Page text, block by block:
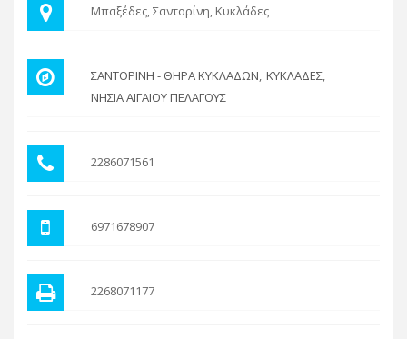
Μπαξέδες, Σαντορίνη, Κυκλάδες
ΣΑΝΤΟΡΙΝΗ - ΘΗΡΑ ΚΥΚΛΑΔΩΝ ΚΥΚΛΑΔΕΣ
ΝΗΣΙΑ ΑΙΓΑΙΟΥ ΠΕΛΑΓΟΥΣ
2286071561
6971678907
2268071177